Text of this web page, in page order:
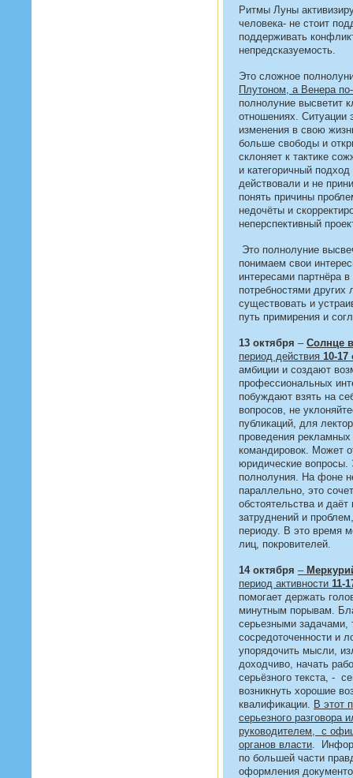
Ритмы Луны
человека- не стоит
поддерживать
непредсказуемость.
Это сложное
Плутоном, а Венера
полнолуние высветит
отношениях. Ситуации
изменения в свою
больше свободы и
склоняет к тактике
и категоричный
действовали и не
понять причины
недочёты и
неперспективный
Это полнолуние
понимаем свои
интересами партнёра
потребностями
существовать и
путь примирения и
13 октября – Солнце
период действия 10-17
амбиции и создают
профессиональных
побуждают взять на
вопросов, не
публикаций, для
проведения
командировок. Может
юридические вопросы.
полнолуния. На фоне
параллельно, это
обстоятельства и
затруднений и
периоду. В это время
лиц, покровителей.
14 октября –
период активности 11-
помогает держать
минутным порывам.
серьезными
сосредоточенности и
упорядочить мысли,
доходчиво, начать
серьёзного текста, -
возникнуть хорошие
квалификации. В этот
серьезного разговора
руководителем, с
органов власти.
по большей части
оформления